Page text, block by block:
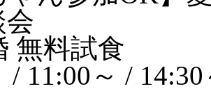
会
無料試食
/ 11:00～ /